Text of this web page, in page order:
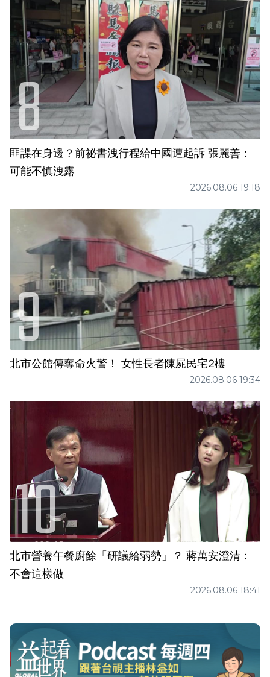
匪諜在身邊？前祕書洩行程給中國遭起訴 張麗善：
可能不慎洩露
2026.08.06 19:18
北市公館傳奪命火警！ 女性長者陳屍民宅2樓
2026.08.06 19:34
北市營養午餐廚餘「研議給弱勢」？ 蔣萬安澄清：
不會這樣做
2026.08.06 18:41